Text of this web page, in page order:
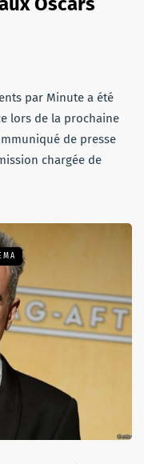
par Minute a été
lors de la prochaine
de presse
chargée de